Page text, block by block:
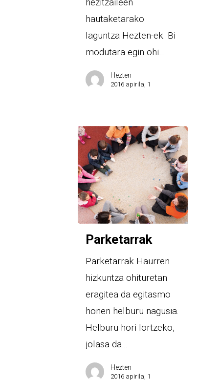
hezitzaileen
hautaketarako
laguntza Hezten-ek. Bi
modutara egin ohi…
Hezten
2016 apirila, 1
Parketarrak
Parketarrak Haurren
hizkuntza ohituretan
eragitea da egitasmo
honen helburu nagusia.
Helburu hori lortzeko,
jolasa da…
Hezten
2016 apirila, 1